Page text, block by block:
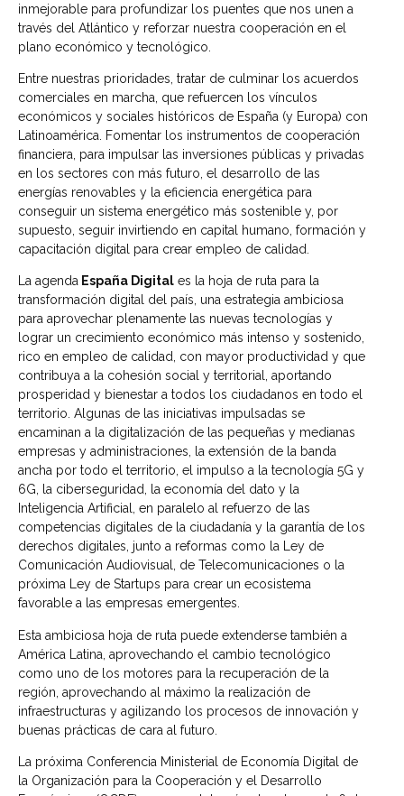
inmejorable para profundizar los puentes que nos unen a
través del Atlántico y reforzar nuestra cooperación en el
plano económico y tecnológico.
Entre nuestras prioridades, tratar de culminar los acuerdos
comerciales en marcha, que refuercen los vínculos
económicos y sociales históricos de España (y Europa) con
Latinoamérica. Fomentar los instrumentos de cooperación
financiera, para impulsar las inversiones públicas y privadas
en los sectores con más futuro, el desarrollo de las
energías renovables y la eficiencia energética para
conseguir un sistema energético más sostenible y, por
supuesto, seguir invirtiendo en capital humano, formación y
capacitación digital para crear empleo de calidad.
La agenda España Digital es la hoja de ruta para la
transformación digital del país, una estrategia ambiciosa
para aprovechar plenamente las nuevas tecnologías y
lograr un crecimiento económico más intenso y sostenido,
rico en empleo de calidad, con mayor productividad y que
contribuya a la cohesión social y territorial, aportando
prosperidad y bienestar a todos los ciudadanos en todo el
territorio. Algunas de las iniciativas impulsadas se
encaminan a la digitalización de las pequeñas y medianas
empresas y administraciones, la extensión de la banda
ancha por todo el territorio, el impulso a la tecnología 5G y
6G, la ciberseguridad, la economía del dato y la
Inteligencia Artificial, en paralelo al refuerzo de las
competencias digitales de la ciudadanía y la garantía de los
derechos digitales, junto a reformas como la Ley de
Comunicación Audiovisual, de Telecomunicaciones o la
próxima Ley de Startups para crear un ecosistema
favorable a las empresas emergentes.
Esta ambiciosa hoja de ruta puede extenderse también a
América Latina, aprovechando el cambio tecnológico
como uno de los motores para la recuperación de la
región, aprovechando al máximo la realización de
infraestructuras y agilizando los procesos de innovación y
buenas prácticas de cara al futuro.
La próxima Conferencia Ministerial de Economía Digital de
la Organización para la Cooperación y el Desarrollo